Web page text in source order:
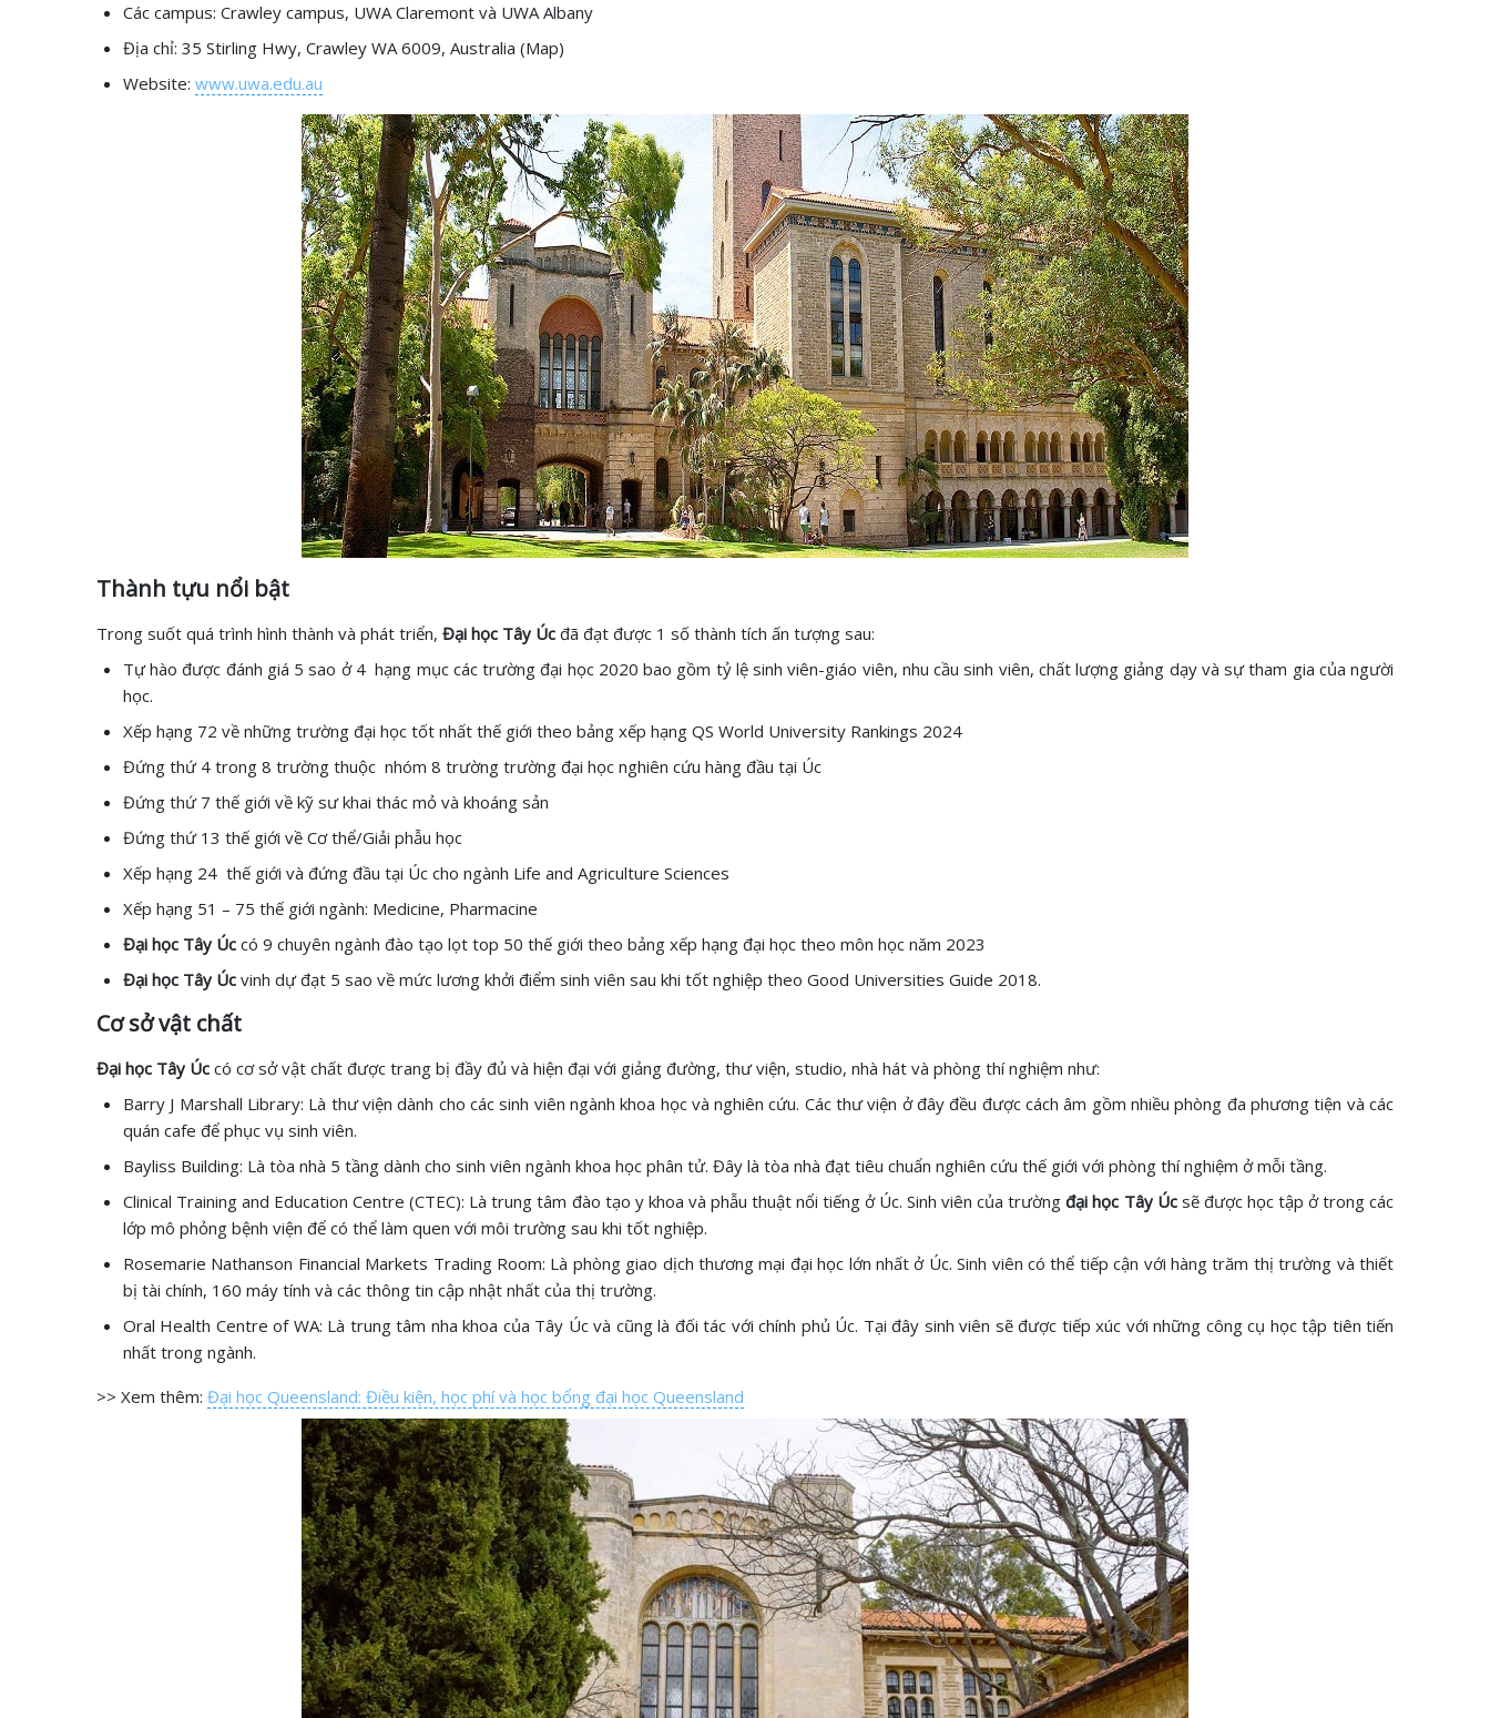
Các campus: Crawley campus, UWA Claremont và UWA Albany
Địa chỉ: 35 Stirling Hwy, Crawley WA 6009, Australia (Map)
Website: www.uwa.edu.au
Thành tựu nổi bật
Trong suốt quá trình hình thành và phát triển, Đại học Tây Úc đã đạt được 1 số thành tích ấn tượng sau:
Tự hào được đánh giá 5 sao ở 4 hạng mục các trường đại học 2020 bao gồm tỷ lệ sinh viên-giáo viên, nhu cầu sinh viên, chất lượng giảng dạy và sự tham gia của người
học.
Xếp hạng 72 về những trường đại học tốt nhất thế giới theo bảng xếp hạng QS World University Rankings 2024
Đứng thứ 4 trong 8 trường thuộc nhóm 8 trường trường đại học nghiên cứu hàng đầu tại Úc
Đứng thứ 7 thế giới về kỹ sư khai thác mỏ và khoáng sản
Đứng thứ 13 thế giới về Cơ thể/Giải phẫu học
Xếp hạng 24 thế giới và đứng đầu tại Úc cho ngành Life and Agriculture Sciences
Xếp hạng 51 – 75 thế giới ngành: Medicine, Pharmacine
Đại học Tây Úc có 9 chuyên ngành đào tạo lọt top 50 thế giới theo bảng xếp hạng đại học theo môn học năm 2023
Đại học Tây Úc vinh dự đạt 5 sao về mức lương khởi điểm sinh viên sau khi tốt nghiệp theo Good Universities Guide 2018.
Cơ sở vật chất
Đại học Tây Úc có cơ sở vật chất được trang bị đầy đủ và hiện đại với giảng đường, thư viện, studio, nhà hát và phòng thí nghiệm như:
Barry J Marshall Library: Là thư viện dành cho các sinh viên ngành khoa học và nghiên cứu. Các thư viện ở đây đều được cách âm gồm nhiều phòng đa phương tiện và các
quán cafe để phục vụ sinh viên.
Bayliss Building: Là tòa nhà 5 tầng dành cho sinh viên ngành khoa học phân tử. Đây là tòa nhà đạt tiêu chuẩn nghiên cứu thế giới với phòng thí nghiệm ở mỗi tầng.
Clinical Training and Education Centre (CTEC): Là trung tâm đào tạo y khoa và phẫu thuật nổi tiếng ở Úc. Sinh viên của trường đại học Tây Úc sẽ được học tập ở trong các
lớp mô phỏng bệnh viện để có thể làm quen với môi trường sau khi tốt nghiệp.
Rosemarie Nathanson Financial Markets Trading Room: Là phòng giao dịch thương mại đại học lớn nhất ở Úc. Sinh viên có thể tiếp cận với hàng trăm thị trường và thiết
bị tài chính, 160 máy tính và các thông tin cập nhật nhất của thị trường.
Oral Health Centre of WA: Là trung tâm nha khoa của Tây Úc và cũng là đối tác với chính phủ Úc. Tại đây sinh viên sẽ được tiếp xúc với những công cụ học tập tiên tiến
nhất trong ngành.
>> Xem thêm: Đại học Queensland: Điều kiện, học phí và học bổng đại học Queensland